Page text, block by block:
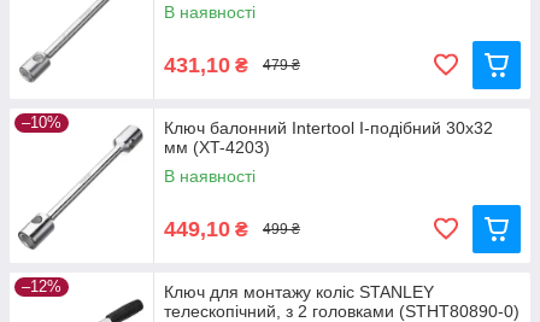
В наявності
431,10 ₴ 479 ₴
–10%
Ключ балонний Intertool I-подібний 30х32
мм (XT-4203)
В наявності
449,10 ₴ 499 ₴
–12%
Ключ для монтажу коліс STANLEY
телескопічний, з 2 головками (STHT80890-0)